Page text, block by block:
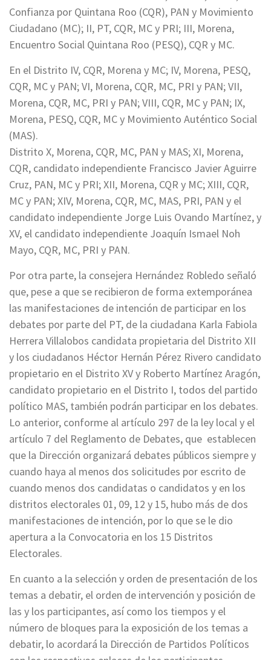
Confianza por Quintana Roo (CQR), PAN y Movimiento
Ciudadano (MC); II, PT, CQR, MC y PRI; III, Morena,
Encuentro Social Quintana Roo (PESQ), CQR y MC.
En el Distrito IV, CQR, Morena y MC; IV, Morena, PESQ,
CQR, MC y PAN; VI, Morena, CQR, MC, PRI y PAN; VII,
Morena, CQR, MC, PRI y PAN; VIII, CQR, MC y PAN; IX,
Morena, PESQ, CQR, MC y Movimiento Auténtico Social
(MAS).
Distrito X, Morena, CQR, MC, PAN y MAS; XI, Morena,
CQR, candidato independiente Francisco Javier Aguirre
Cruz, PAN, MC y PRI; XII, Morena, CQR y MC; XIII, CQR,
MC y PAN; XIV, Morena, CQR, MC, MAS, PRI, PAN y el
candidato independiente Jorge Luis Ovando Martínez, y
XV, el candidato independiente Joaquín Ismael Noh
Mayo, CQR, MC, PRI y PAN.
Por otra parte, la consejera Hernández Robledo señaló
que, pese a que se recibieron de forma extemporánea
las manifestaciones de intención de participar en los
debates por parte del PT, de la ciudadana Karla Fabiola
Herrera Villalobos candidata propietaria del Distrito XII
y los ciudadanos Héctor Hernán Pérez Rivero candidato
propietario en el Distrito XV y Roberto Martínez Aragón,
candidato propietario en el Distrito I, todos del partido
político MAS, también podrán participar en los debates.
Lo anterior, conforme al artículo 297 de la ley local y el
artículo 7 del Reglamento de Debates, que establecen
que la Dirección organizará debates públicos siempre y
cuando haya al menos dos solicitudes por escrito de
cuando menos dos candidatas o candidatos y en los
distritos electorales 01, 09, 12 y 15, hubo más de dos
manifestaciones de intención, por lo que se le dio
apertura a la Convocatoria en los 15 Distritos
Electorales.
En cuanto a la selección y orden de presentación de los
temas a debatir, el orden de intervención y posición de
las y los participantes, así como los tiempos y el
número de bloques para la exposición de los temas a
debatir, lo acordará la Dirección de Partidos Políticos